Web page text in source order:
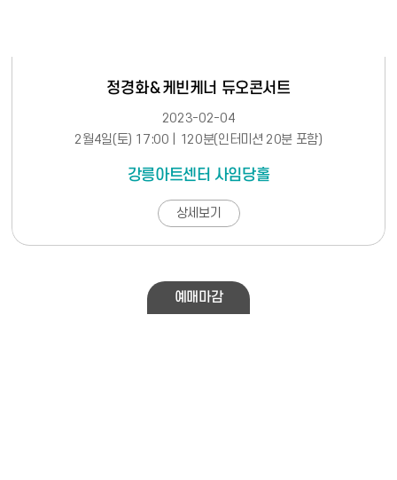
정경화＆케빈케너 듀오콘서트
2023-02-04
2월4일(토) 17:00 | 120분(인터미션 20분 포함)
강릉아트센터 사임당홀
상세보기
예매마감